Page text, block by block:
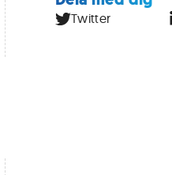
Twitter